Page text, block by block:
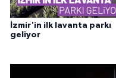
İzmir'in ilk lavanta parkı
geliyor